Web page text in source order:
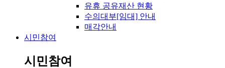
유휴 공유재산 현황
수의대부[임대] 안내
매각안내
시민참여
시민참여